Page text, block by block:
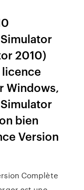
2010)
licence
bien
Version
Complète